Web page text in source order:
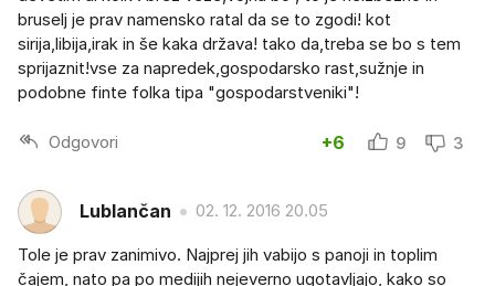
bruselj je prav namensko ratal da se to zgodi! kot
sirija,libija,irak in še kaka država! tako da,treba se bo s tem
sprijaznit!vse za napredek,gospodarsko rast,sužnje in
podobne finte folka tipa "gospodarstveniki"!
Odgovori +6 9 3
Lublančan 02. 12. 2016 20.05
Tole je prav zanimivo. Najprej jih vabijo s panoji in toplim
čajem, nato pa po medijih nejeverno ugotavljajo, kako so